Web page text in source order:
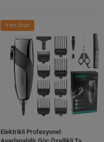
Yeni Ürün
Elektrikli Profesyonel